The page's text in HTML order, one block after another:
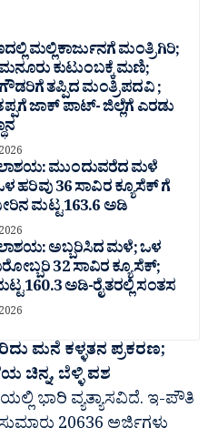
ಮಲ್ಲಿಕಾರ್ಜುನಗೆ ಮಂತ್ರಿಗಿರಿ;
ಕುಟುಂಬಕ್ಕೆ ಮಣಿ;
ತಪ್ಪಿದ ಮಂತ್ರಿ ಪದವಿ ;
ಜಾಕ್ ಪಾಟ್- ಜಿಲ್ಲೆಗೆ ಎರಡು
ಮುಂದುವರೆದ ಮಳೆ
ಹರಿವು 36 ಸಾವಿರ‌ ಕ್ಯೂಸೆಕ್ ಗೆ
ಮಟ್ಟ 163.6 ಅಡಿ
ಅಬ್ಬರಿಸಿದ ಮಳೆ; ಒಳ
32 ಸಾವಿರ‌ ಕ್ಯೂಸೆಕ್;
160.3 ಅಡಿ-ರೈತರಲ್ಲಿ ಸಂತಸ
ಮನೆ ಕಳ್ಳತನ ಪ್ರಕರಣ;
ಚಿನ್ನ, ಬೆಳ್ಳಿ ವಶ
ಭಾರಿ ವ್ಯತ್ಯಾಸವಿದೆ. ಇ-ಪೌತಿ
20636 ಅರ್ಜಿಗಳು